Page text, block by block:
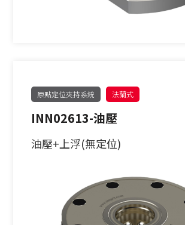
原點定位夾持系統 法蘭式
INN02613-油壓
油壓+上浮(無定位)